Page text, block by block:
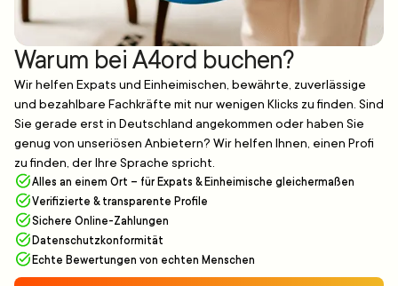
Warum bei A4ord buchen?
Wir helfen Expats und Einheimischen, bewährte, zuverlässige
und bezahlbare Fachkräfte mit nur wenigen Klicks zu finden. Sind
Sie gerade erst in Deutschland angekommen oder haben Sie
genug von unseriösen Anbietern? Wir helfen Ihnen, einen Profi
zu finden, der Ihre Sprache spricht.
Alles an einem Ort – für Expats & Einheimische gleichermaßen
Verifizierte & transparente Profile
Sichere Online-Zahlungen
Datenschutzkonformität
Echte Bewertungen von echten Menschen